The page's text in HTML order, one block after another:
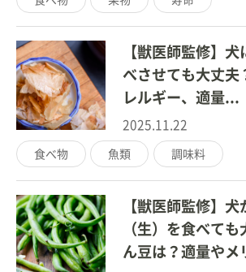
【獣医師監修】
べさせても大丈夫
レルギー、適量...
2025.11.22
食べ物 魚類 調味料
【獣医師監修】
（生）を食べて
ん豆は？適量やメ